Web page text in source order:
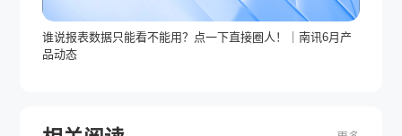
谁说报表数据只能看不能用？点一下直接圈人！｜南讯6月产
品动态